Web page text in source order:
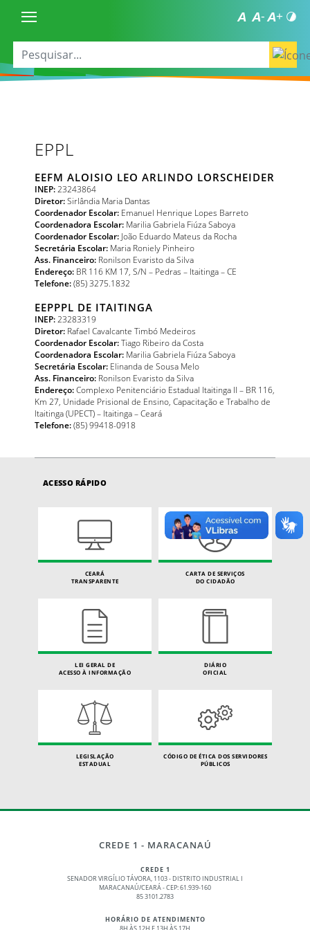
EPPL
EEFM ALOISIO LEO ARLINDO LORSCHEIDER
INEP: 23243864
Diretor:Sirlândia Maria Dantas
Coordenador Escolar: Emanuel Henrique Lopes Barreto
Coordenadora Escolar: Marilia Gabriela Fiúza Saboya
Coordenador Escolar: João Eduardo Mateus da Rocha
Secretária Escolar: Maria Roniely Pinheiro
Ass. Financeiro: Ronilson Evaristo da Silva
Endereço: BR 116 KM 17, S/N – Pedras – Itaitinga – CE
Telefone:(85) 3275.1832
EEPPPL DE ITAITINGA
INEP: 23283319
Diretor: Rafael Cavalcante Timbó Medeiros
Coordenador Escolar:Tiago Ribeiro da Costa
Coordenadora Escolar: Marilia Gabriela Fiúza Saboya
Secretária Escolar: Elinanda de Sousa Melo
Ass. Financeiro: Ronilson Evaristo da Silva
Endereço:Complexo Penitenciário Estadual Itaitinga II – BR 116,
Km 27, Unidade Prisional de Ensino, Capacitação e Trabalho de
Itaitinga (UPECT) – Itaitinga – Ceará
Telefone:(85) 99418-0918
ACESSO RÁPIDO
CEARÁ
TRANSPARENTE
CARTA DE SERVIÇOS
DO CIDADÃO
LEI GERAL DE
ACESSO À INFORMAÇÃO
DIÁRIO
OFICIAL
LEGISLAÇÃO
ESTADUAL
CÓDIGO DE ÉTICA DOS SERVIDORES
PÚBLICOS
CREDE 1 - MARACANAÚ
CREDE 1
SENADOR VIRGÍLIO TÁVORA, 1103 - DISTRITO INDUSTRIAL I
MARACANAÚ/CEARÁ - CEP: 61.939-160
85 3101.2783
HORÁRIO DE ATENDIMENTO